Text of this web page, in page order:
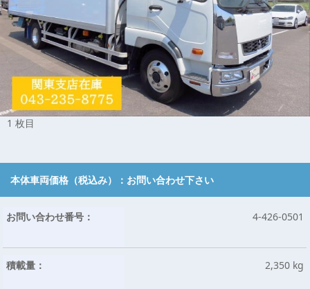
1 枚目
本体車両価格（税込み）： お問い合わせ下さい
お問い合わせ番号： 4-426-0501
積載量： 2,350 kg